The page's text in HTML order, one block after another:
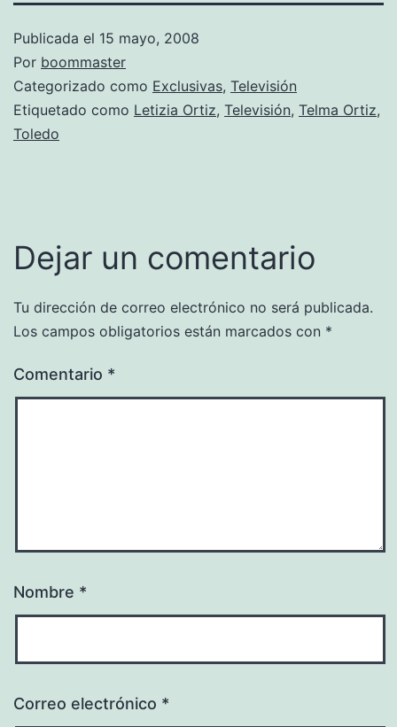
Publicada el 15 mayo, 2008
Por boommaster
Categorizado como Exclusivas, Televisión
Etiquetado como Letizia Ortiz, Televisión, Telma Ortiz,
Toledo
Dejar un comentario
Tu dirección de correo electrónico no será publicada.
Los campos obligatorios están marcados con *
Comentario *
Nombre *
Correo electrónico *